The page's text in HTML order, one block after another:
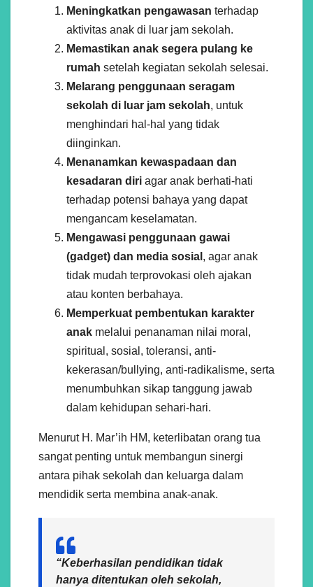
Meningkatkan pengawasan terhadap
aktivitas anak di luar jam sekolah.
Memastikan anak segera pulang ke
rumah setelah kegiatan sekolah selesai.
Melarang penggunaan seragam
sekolah di luar jam sekolah, untuk
menghindari hal-hal yang tidak
diinginkan.
Menanamkan kewaspadaan dan
kesadaran diri agar anak berhati-hati
terhadap potensi bahaya yang dapat
mengancam keselamatan.
Mengawasi penggunaan gawai
(gadget) dan media sosial , agar anak
tidak mudah terprovokasi oleh ajakan
atau konten berbahaya.
Memperkuat pembentukan karakter
anak melalui penanaman nilai moral,
spiritual, sosial, toleransi, anti-
kekerasan/bullying, anti-radikalisme, serta
menumbuhkan sikap tanggung jawab
dalam kehidupan sehari-hari.
Menurut H. Mar’ih HM, keterlibatan orang tua
sangat penting untuk membangun sinergi
antara pihak sekolah dan keluarga dalam
mendidik serta membina anak-anak.
“Keberhasilan pendidikan tidak
hanya ditentukan oleh sekolah,